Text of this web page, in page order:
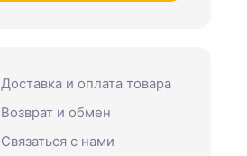
Доставка и оплата товара
Возврат и обмен
Связаться с нами